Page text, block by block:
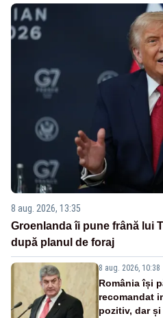
8 aug. 2026, 13:35
Groenlanda îi pune frână lui
după planul de foraj
8 aug. 2026, 10:38
România își
recomandat
pozitiv, dar